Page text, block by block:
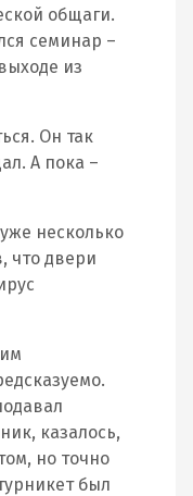
общаги.
семинар –
из
Он так
А пока –
несколько
что двери
казалось,
но точно
был